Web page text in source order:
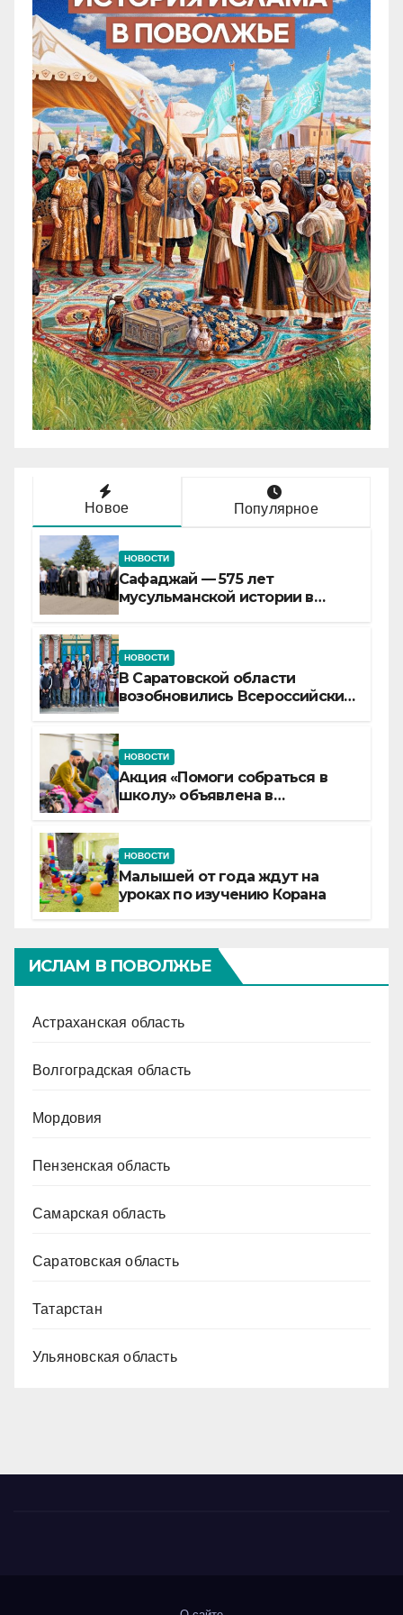
Новое Популярное
НОВОСТИ
Сафаджай — 575 лет
мусульманской истории в
НОВОСТИ
В Саратовской области
возобновились Всероссийские
НОВОСТИ
Акция «Помоги собраться в
школу» объявлена в
НОВОСТИ
Малышей от года ждут на
уроках по изучению Корана
ИСЛАМ В ПОВОЛЖЬЕ
Астраханская область
Волгоградская область
Мордовия
Пензенская область
Самарская область
Саратовская область
Татарстан
Ульяновская область